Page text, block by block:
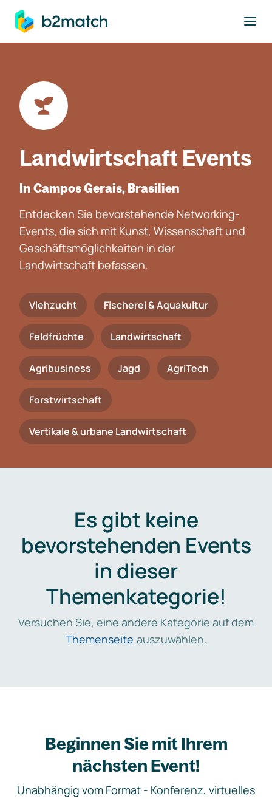
springen
Landwirtschaft Events
In Campos Gerais, Brasilien
Entdecken Sie bevorstehende Networking-
Events, die sich mit Kunst, Wissenschaft und
Geschäftsmöglichkeiten in der
Landwirtschaft befassen.
Viehzucht Fischerei & Aquakultur
Feldfrüchte Landwirtschaft
Agribusiness Jagd AgriTech
Forstwirtschaft
Vertikale & urbane Landwirtschaft
Es gibt keine
bevorstehenden Events
in dieser
Themenkategorie!
Versuchen Sie, eine andere Kategorie auf dem
Themenseite auszuwählen.
Beginnen Sie mit Ihrem
nächsten Event!
Unabhängig vom Format - Konferenz, virtuelles